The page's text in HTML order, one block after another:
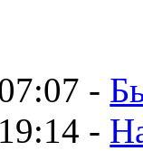
-
-